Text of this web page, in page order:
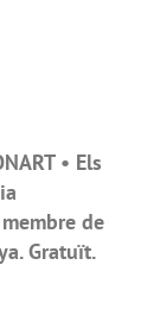
• Els
de
Gratuït.